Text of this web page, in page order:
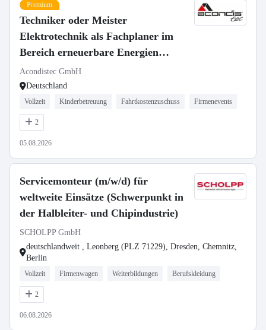
Premium
Techniker oder Meister
Elektrotechnik als Fachplaner im
Bereich erneuerbare Energien
(m/w/d)
Acondistec GmbH
Deutschland
Vollzeit Kinderbetreuung Fahrtkostenzuschuss Firmenevents
2
05.08.2026
Servicemonteur (m/w/d) für
weltweite Einsätze (Schwerpunkt in
der Halbleiter- und Chipindustrie)
SCHOLPP GmbH
deutschlandweit , Leonberg (PLZ 71229), Dresden, Chemnitz,
Berlin
Vollzeit Firmenwagen Weiterbildungen Berufskleidung
2
06.08.2026